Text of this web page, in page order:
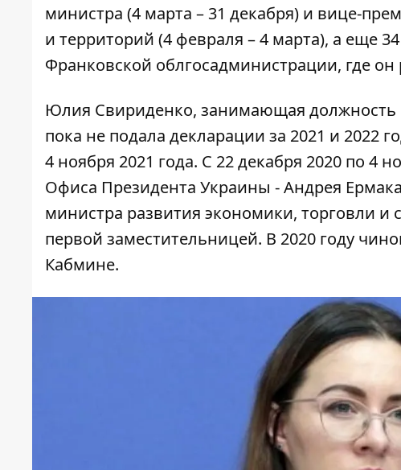
министра (4 марта – 31 декабря) и вице-
и территорий (4 февраля – 4 марта), а еще
Франковской облгосадминистрации, где
Юлия Свириденко, занимающая
пока не подала декларации за 2021 и 2022
4 ноября 2021 года. С 22 декабря 2020 по 4
Офиса Президента Украины - Андрея
министра развития экономики, торговли и
первой заместительницей. В 2020 году
Кабмине.